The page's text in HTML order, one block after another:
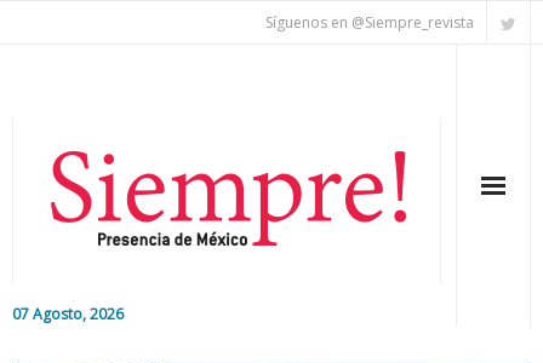
Síguenos en @Siempre_revista
07 Agosto, 2026